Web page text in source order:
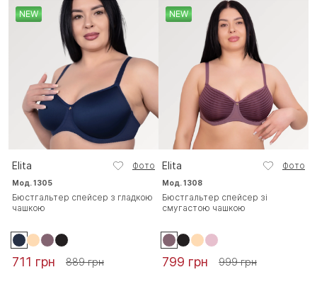
NEW
Elita Фото
Мод. 1305
Бюстгальтер спейсер з гладкою
чашкою
711 грн 889 грн
NEW
Elita Фото
Мод. 1308
Бюстгальтер спейсер зі
смугастою чашкою
799 грн 999 грн